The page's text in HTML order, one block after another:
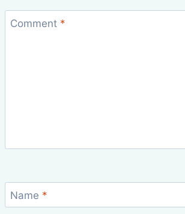
Comment *
Name *